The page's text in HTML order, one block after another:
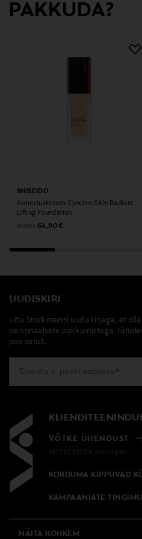
28 cm
Valmistaja tootenumber
5654.28
Digitaalne aadress
Märksõnad
PAKKUDA?
SHISEIDO
Jumestuskreem Synchro Skin Radiant
Lifting Foundation
alates Original Price
64,90 €
UUDISKIRI
Liitu Stockmanni uudiskirjaga, et
personaalsete pakkumistega.
poe ostult.
VÕTKE ÜHENDUST
+372 6339539(pvm/mpm)
KORDUMA KIPPUVAD
KAMPAANIATE
NÄITA ROHKEM